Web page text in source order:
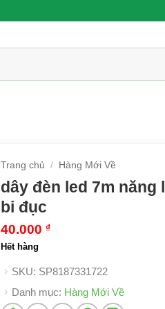
Trang chủ / Hàng Mới Về
dây đèn led 7m
bi đục
40.000 ₫
Hết hàng
SKU: SP8187331722
Danh mục: Hàng Mới Về